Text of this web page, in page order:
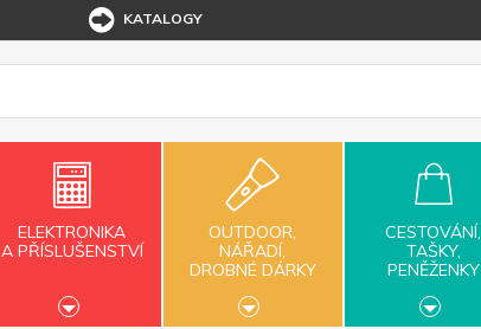
KATALOGY
ELEKTRONIKA
A PŘÍSLUŠENSTVÍ
OUTDOOR,
NÁŘADÍ,
DROBNÉ DÁRKY
CESTOVÁNÍ,
TAŠKY,
PENĚŽENKY